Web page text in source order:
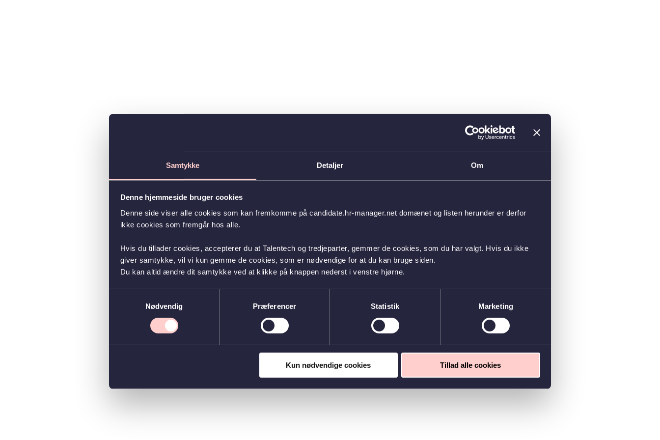
Samtykke Detaljer Om
Denne hjemmeside bruger cookies
Denne side viser alle cookies som kan fremkomme på candidate.hr-manager.net domænet og listen herunder er derfor
ikke cookies som fremgår hos alle.
Hvis du tillader cookies, accepterer du at Talentech og tredjeparter, gemmer de cookies, som du har valgt. Hvis du ikke
giver samtykke, vil vi kun gemme de cookies, som er nødvendige for at du kan bruge siden.
Du kan altid ændre dit samtykke ved at klikke på knappen nederst i venstre hjørne.
Nødvendig
Præferencer Statistik Marketing
Kun nødvendige cookies Tillad alle cookies